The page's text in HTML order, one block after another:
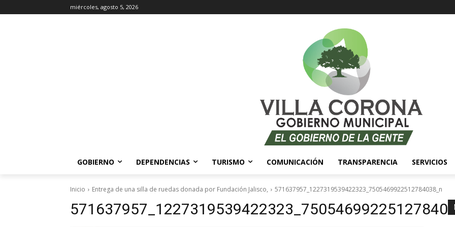
miércoles, agosto 5, 2026
GOBIERNO DEPENDENCIAS TURISMO COMUNICACIÓN TRANSPARENCIA SERVICIOS
Inicio Entrega de una silla de ruedas donada por Fundación Jalisco, 571637957_1227319539422323_7505469922512784038_n